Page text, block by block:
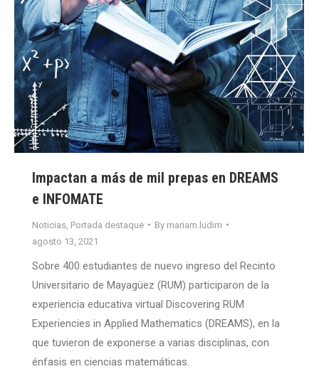
Impactan a más de mil prepas en DREAMS
e INFOMATE
Noticias Portada destaque By mariam.ludim
agosto 13, 2021
Sobre 400 estudiantes de nuevo ingreso del Recinto
Universitario de Mayagüez (RUM) participaron de la
experiencia educativa virtual Discovering RUM
Experiencies in Applied Mathematics (DREAMS), en la
que tuvieron de exponerse a varias disciplinas, con
énfasis en ciencias matemáticas.